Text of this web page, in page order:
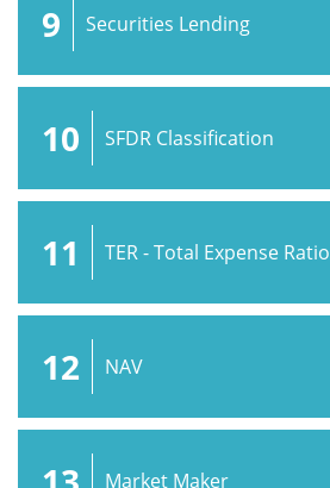
9 Securities Lending
10 SFDR Classification
11 TER - Total Expense Ratio
12 NAV
Market Maker